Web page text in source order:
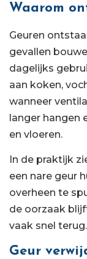
Waarom
Geuren
gevallen
dagelijks
aan koken,
wanneer
langer hangen
en vloeren.
In de praktijk
een nare geur
overheen te
de oorzaak
vaak snel terug.
Geur